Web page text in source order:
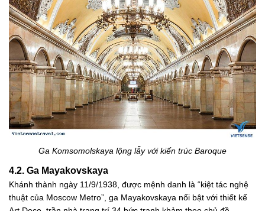
Ga Komsomolskaya lộng lẫy với kiến trúc Baroque
4.2. Ga Mayakovskaya
Khánh thành ngày 11/9/1938, được mệnh danh là “kiệt tác nghệ
thuật của Moscow Metro”, ga Mayakovskaya nổi bật với thiết kế